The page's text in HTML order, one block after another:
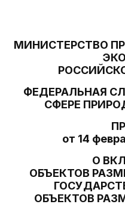
МИНИСТЕРСТВО
ФЕДЕРАЛЬНАЯ
СФЕРЕ
от 14
О
ОБЪЕКТОВ
ОБЪЕКТОВ